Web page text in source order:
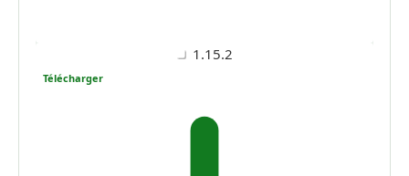
1.15.2
Télécharger